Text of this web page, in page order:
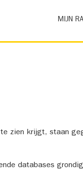
MIJN
zien krijgt, staan
databases